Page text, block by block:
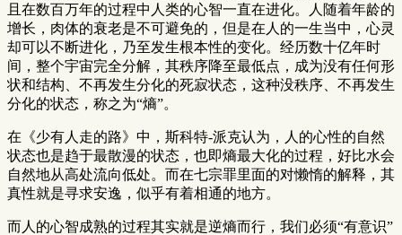
且在数百万年的过程中人类的心智一直在进化。人随着年龄的
增长，肉体的衰老是不可避免的，但是在人的一生当中，心灵
却可以不断进化，乃至发生根本性的变化。经历数十亿年时
间，整个宇宙完全分解，其秩序降至最低点，成为没有任何形
状和结构、不再发生分化的死寂状态，这种没秩序、不再发生
分化的状态，称之为“熵”。
在《少有人走的路》中，斯科特-派克认为，人的心性的自然
状态也是趋于最散漫的状态，也即熵最大化的过程，好比水会
自然地从高处流向低处。而在七宗罪里面的对懒惰的解释，其
真性就是寻求安逸，似乎有着相通的地方。
而人的心智成熟的过程其实就是逆熵而行，我们必须“有意识”